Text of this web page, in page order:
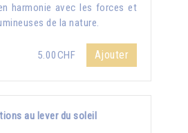
harmonie avec les forces et
de la nature.
5.00CHF Ajouter
au lever du soleil